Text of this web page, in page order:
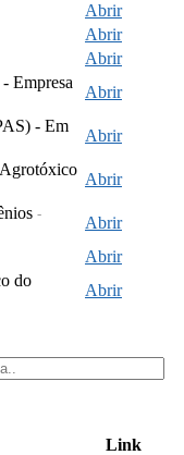
Abrir
Abrir
Abrir
Empresa
Abrir
- Em
Abrir
Abrir
-
Abrir
Abrir
do
Abrir
Link